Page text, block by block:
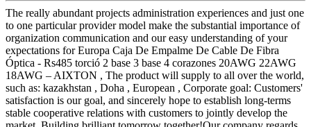
The really abundant projects administration experiences and just one
to one particular provider model make the substantial importance of
organization communication and our easy understanding of your
expectations for Europa Caja De Empalme De Cable De Fibra
Óptica - Rs485 torció 2 base 3 base 4 corazones 20AWG 22AWG
18AWG – AIXTON , The product will supply to all over the world,
such as: kazakhstan , Doha , European , Corporate goal: Customers'
satisfaction is our goal, and sincerely hope to establish long-terms
stable cooperative relations with customers to jointly develop the